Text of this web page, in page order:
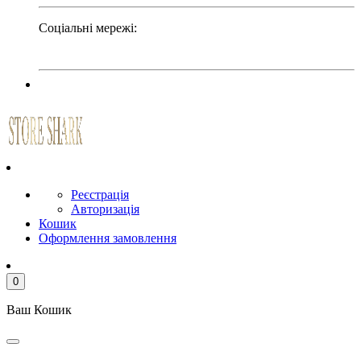
Соціальні мережі:
Реєстрація
Авторизація
Кошик
Оформлення замовлення
0
Ваш Кошик